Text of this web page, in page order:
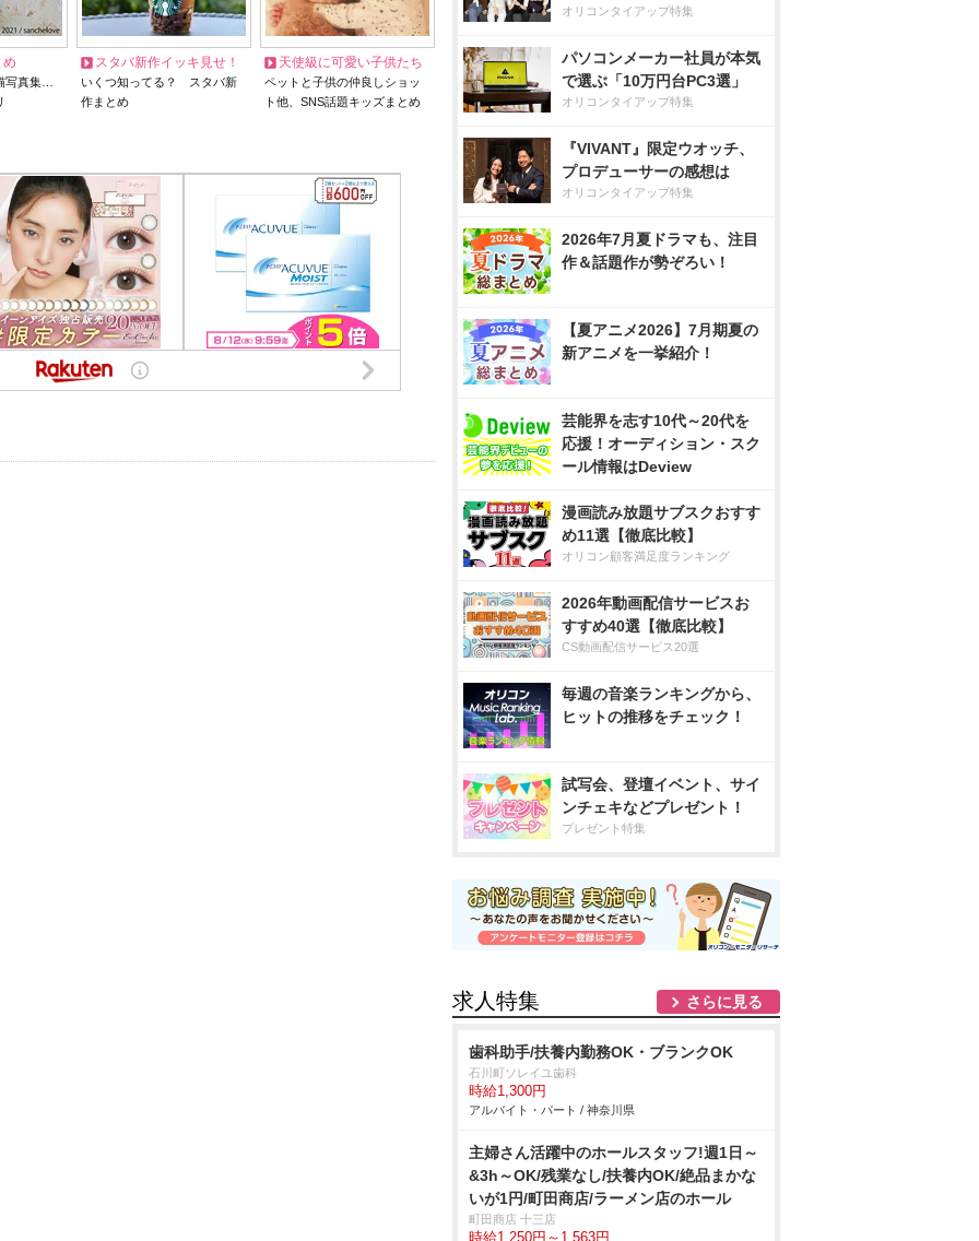
め
写真集…
スタバ新作イッキ見せ！
いくつ知ってる？ スタバ新
作まとめ
天使級に可愛い子供たち
ペットと子供の仲良しショッ
ト他、SNS話題キッズまとめ
オリコンタイアップ特集
パソコンメーカー社員が本気
で選ぶ「10万円台PC3選」
オリコンタイアップ特集
『VIVANT』限定ウオッチ、
プロデューサーの感想は
オリコンタイアップ特集
2026年7月夏ドラマも、注目
作＆話題作が勢ぞろい！
【夏アニメ2026】7月期夏の
新アニメを一挙紹介！
芸能界を志す10代～20代を
応援！オーディション・スク
ール情報はDeview
漫画読み放題サブスクおすす
め11選【徹底比較】
オリコン顧客満足度ランキング
2026年動画配信サービスお
すすめ40選【徹底比較】
CS動画配信サービス20選
毎週の音楽ランキングから、
ヒットの推移をチェック！
試写会、登壇イベント、サイ
ンチェキなどプレゼント！
プレゼント特集
求人特集 さらに見る
歯科助手/扶養内勤務OK・ブランクOK
石川町ソレイユ歯科
時給1,300円
アルバイト・パート / 神奈川県
主婦さん活躍中のホールスタッフ!週1日～
&3h～OK/残業なし/扶養内OK/絶品まかな
いが1円/町田商店/ラーメン店のホール
町田商店 十三店
時給1,250円～1,563円